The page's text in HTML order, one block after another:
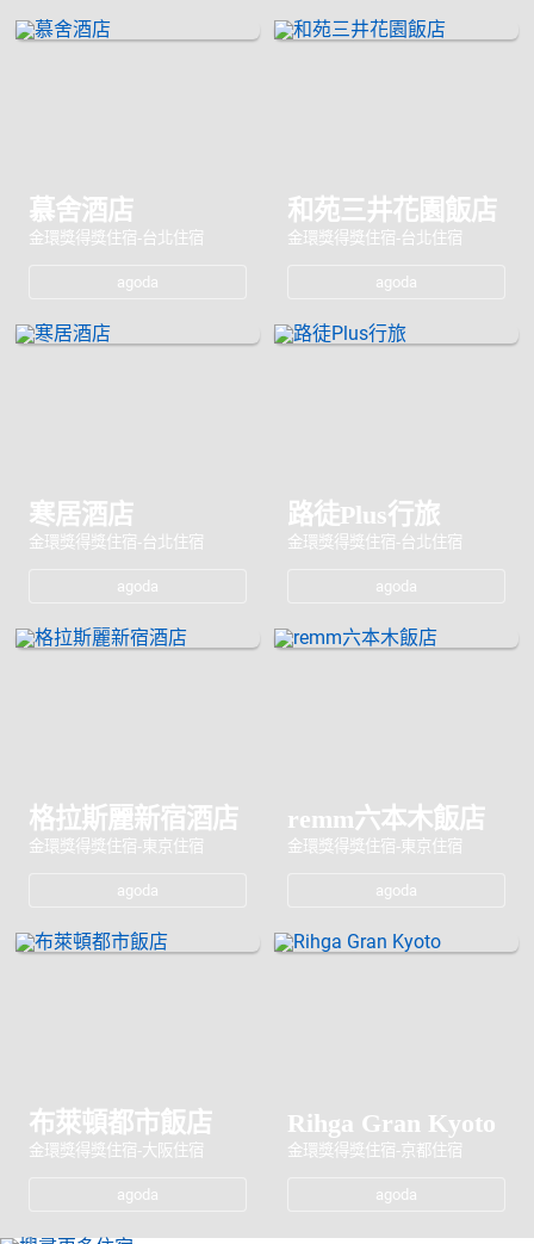
慕舍酒店
金環獎得獎住宿-台北住宿
agoda
和苑三井花園飯店
金環獎得獎住宿-台北住宿
agoda
寒居酒店
金環獎得獎住宿-台北住宿
agoda
路徒Plus行旅
金環獎得獎住宿-台北住宿
agoda
格拉斯麗新宿酒店
金環獎得獎住宿-東京住宿
agoda
remm六本木飯店
金環獎得獎住宿-東京住宿
agoda
布萊頓都市飯店
金環獎得獎住宿-大阪住宿
agoda
Rihga Gran Kyoto
金環獎得獎住宿-京都住宿
agoda